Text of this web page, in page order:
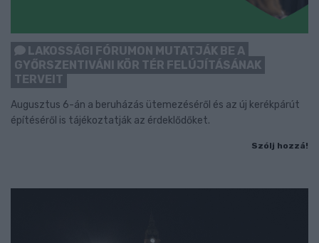
LAKOSSÁGI FÓRUMON MUTATJÁK BE A
GYŐRSZENTIVÁNI KÖR TÉR FELÚJÍTÁSÁNAK
TERVEIT
Augusztus 6-án a beruházás ütemezéséről és az új kerékpárút
építéséről is tájékoztatják az érdeklődőket.
Szólj hozzá!